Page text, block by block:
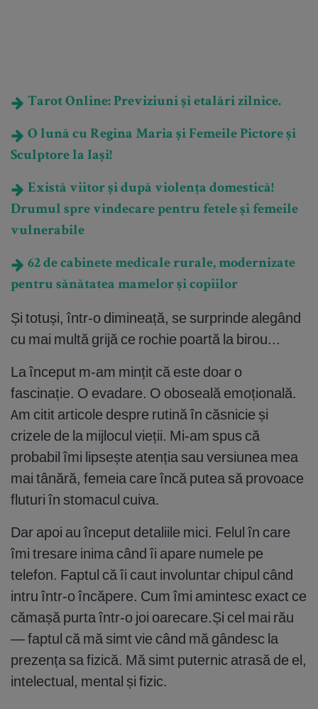
Tarot Online: Previziuni și etalări zilnice.
O lună cu Regina Maria și Femeile Pictore și
Sculptore la Iași!
Există viitor și după violența domestică!
Drumul spre vindecare pentru fetele și femeile
vulnerabile
62 de cabinete medicale rurale, modernizate
pentru sănătatea mamelor și copiilor
Și totuși, într-o dimineață, se surprinde alegând
cu mai multă grijă ce rochie poartă la birou...
La început m-am mințit că este doar o
fascinație. O evadare. O oboseală emoțională.
Am citit articole despre rutină în căsnicie și
crizele de la mijlocul vieții. Mi-am spus că
probabil îmi lipsește atenția sau versiunea mea
mai tânără, femeia care încă putea să provoace
fluturi în stomacul cuiva.
Dar apoi au început detaliile mici. Felul în care
îmi tresare inima când îi apare numele pe
telefon. Faptul că îi caut involuntar chipul când
intru într-o încăpere. Cum îmi amintesc exact ce
cămașă purta într-o joi oarecare.Și cel mai rău
— faptul că mă simt vie când mă gândesc la
prezența sa fizică. Mă simt puternic atrasă de el,
intelectual, mental și fizic.